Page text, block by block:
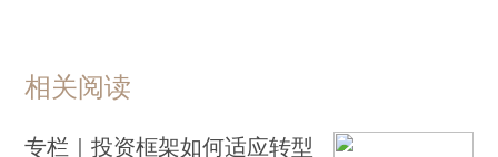
相关阅读
专栏｜投资框架如何适应转型